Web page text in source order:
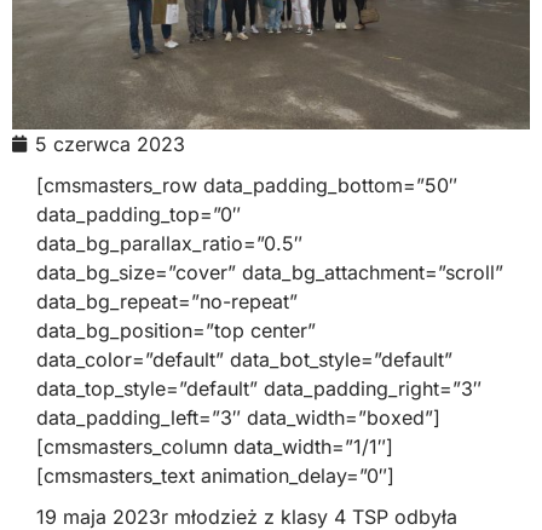
5 czerwca 2023
[cmsmasters_row data_padding_bottom=”50″
data_padding_top=”0″
data_bg_parallax_ratio=”0.5″
data_bg_size=”cover” data_bg_attachment=”scroll”
data_bg_repeat=”no-repeat”
data_bg_position=”top center”
data_color=”default” data_bot_style=”default”
data_top_style=”default” data_padding_right=”3″
data_padding_left=”3″ data_width=”boxed”]
[cmsmasters_column data_width=”1/1″]
[cmsmasters_text animation_delay=”0″]
19 maja 2023r młodzież z klasy 4 TSP odbyła